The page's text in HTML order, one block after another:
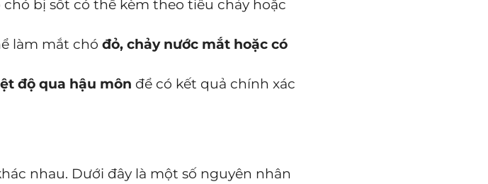
bị sốt có thể kèm theo tiêu chảy hoặc
làm mắt chóđỏ, chảy nước mắt hoặc có
độ qua hậu môn để có kết quả chính xác
nhau. Dưới đây là một số nguyên nhân